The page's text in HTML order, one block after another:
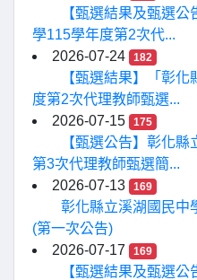
【甄選結果及甄選
學115學年度第2次代...
2026-07-24
182
【甄選結果】「彰
度第2次代理教師甄選...
2026-07-15
175
【甄選公告】彰化
第3次代理教師甄選簡...
2026-07-13
169
彰化縣立溪湖國民中
(第一次公告)
2026-07-17
169
【甄選結果及甄選